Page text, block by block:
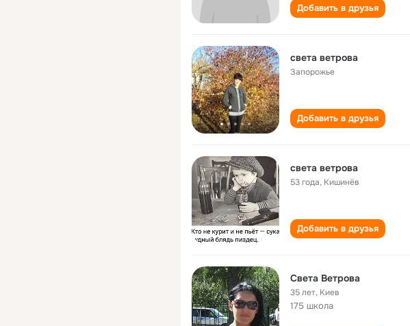
Добавить в друзья
света ветрова
Запорожье
Добавить в друзья
света ветрова
53 года, Кишинёв
Добавить в друзья
Света Ветрова
35 лет, Киев
175 школа